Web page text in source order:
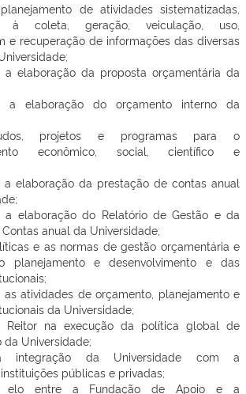
de atividades sistematizadas,
à coleta, geração, veiculação, uso,
e recuperação de informações das diversas
a elaboração da proposta orçamentária da
a elaboração do orçamento interno da
projetos e programas para o
econômico, social, científico e
a elaboração da prestação de contas anual
a elaboração do Relatório de Gestão e da
anual da Universidade;
e as normas de gestão orçamentária e
planejamento e desenvolvimento e das
as atividades de orçamento, planejamento e
da Universidade;
Reitor na execução da política global de
Universidade;
integração da Universidade com a
públicas e privadas;
elo entre a Fundação de Apoio e a